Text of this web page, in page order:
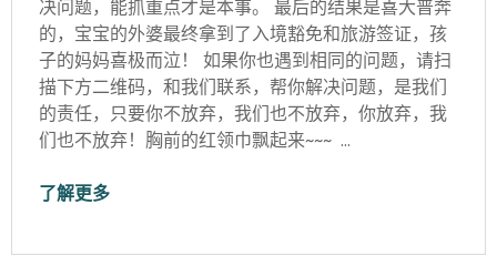
决问题，能抓重点才是本事。 最后的结果是喜大普奔
的，宝宝的外婆最终拿到了入境豁免和旅游签证，孩
子的妈妈喜极而泣！ 如果你也遇到相同的问题，请扫
描下方二维码，和我们联系，帮你解决问题，是我们
的责任，只要你不放弃，我们也不放弃，你放弃，我
们也不放弃！胸前的红领巾飘起来~~~ …
了解更多